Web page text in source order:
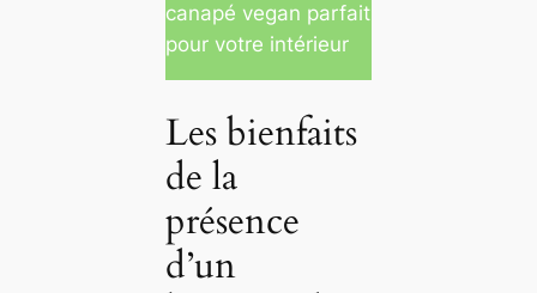
canapé vegan parfait
pour votre intérieur
Les bienfaits
de la
présence
d’un